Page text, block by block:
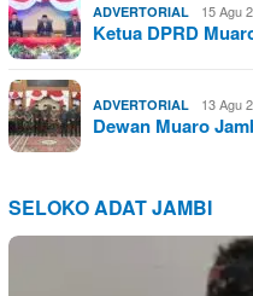
ADVERTORIAL 15 Agu
Ketua DPRD
ADVERTORIAL 13 Agu
Dewan Muaro
SELOKO ADAT JAMBI